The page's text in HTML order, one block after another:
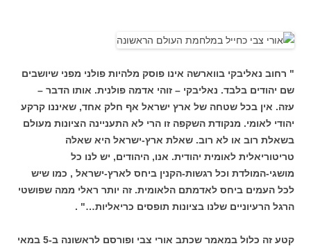
" רחוב נאליבקי בווארשה אינו פוסק מלהיות פולני מפני שיושבים
שם יהודים בלבד. נאליבקי – זוהי אדמה פולנית. אותו הדבר –
עזה. אין בכל שטחה של ארץ ישראל אף חלק אחד, שאיננו קרקע
יהודי לאומי. מנקודת השקפה זו הרי לא התעניינה הציונות מעולם
בשאלת רוב או לא רוב. שאלת ארץ-ישראל היא שאלה
טריטוריאלית לאומית יהודית. אנו, היהודים, יש לנו כל
מושגי-המולדת וכל רגשות-הקנין ביחס לארץ-ישראל , כמו שיש
לכל העמים ביחס לאדמתם הלאומית. זה יותר ראלי ממה שפושטי
הרגל הרעיוניים שלנו בציונות תופסים כריאליות…" .
קטע זה כלול במאמר שכתב אורי צבי ופורסם לראשונה ב-5 במאי